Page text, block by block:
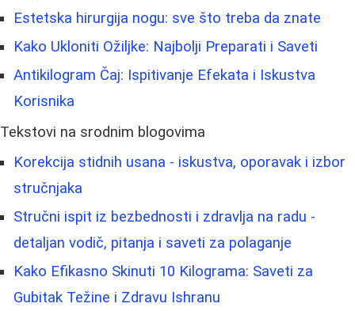
Estetska hirurgija nogu: sve što treba da znate
Kako Ukloniti Ožiljke: Najbolji Preparati i Saveti
Antikilogram Čaj: Ispitivanje Efekata i Iskustva
Korisnika
Tekstovi na srodnim blogovima
Korekcija stidnih usana - iskustva, oporavak i izbor
stručnjaka
Stručni ispit iz bezbednosti i zdravlja na radu -
detaljan vodič, pitanja i saveti za polaganje
Kako Efikasno Skinuti 10 Kilograma: Saveti za
Gubitak Težine i Zdravu Ishranu